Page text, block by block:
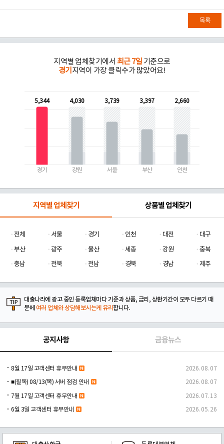
목록
지역별 업체찾기에서 최근 7일 기준으로
경기 지역이 가장 클릭수가 많았어요!
5,344
경기
4,030
강원
3,739
서울
3,397
부산
2,660
인천
지역별 업체찾기 상품별 업체찾기
전체 서울 경기 인천 대전
대구
부산
광주 울산 세종 강원
충북
충남
전북 전남 경북 경남 제주
대출나라에 광고 중인 등록업체마다 기준과 상품, 금리, 상환기간이 모두 다르기 때
문에 여러 업체와 상담해보시는게 유리합니다.
공지사항 금융뉴스
8월 17일 고객센터 휴무안내 2026. 08. 07
■(필독) 08/13(목) 서버 점검 안내 2026. 08. 07
7월 17일 고객센터 휴무안내 2026. 07. 13
6월 3일 고객센터 휴무안내 2026. 05. 26